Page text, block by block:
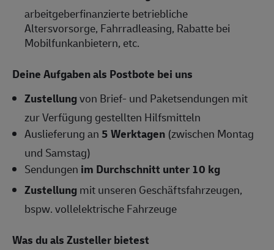
arbeitgeberfinanzierte betriebliche
Altersvorsorge, Fahrradleasing, Rabatte bei
Mobilfunkanbietern, etc.
Deine Aufgaben als Postbote bei uns
Zustellungvon Brief- und Paketsendungen mit
zur Verfügung gestellten Hilfsmitteln
Auslieferung an5 Werktagen (zwischen Montag
und Samstag)
Sendungen im Durchschnitt unter 10 kg
Zustellungmit unseren Geschäftsfahrzeugen,
bspw. vollelektrische Fahrzeuge
Was du als Zusteller bietest